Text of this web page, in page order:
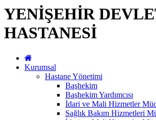
YENİŞEHİR
HASTANESİ
Kurumsal
Hastane Yönetimi
Başhekim
Başhekim Yardımcısı
İdari ve Mali Hizmetler
Sağlık Bakım Hizmetleri